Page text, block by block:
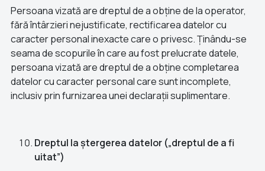
Persoana vizată are dreptul de a obține de la operator,
fără întârzieri nejustificate, rectificarea datelor cu
caracter personal inexacte care o privesc. Ținându-se
seama de scopurile în care au fost prelucrate datele,
persoana vizată are dreptul de a obține completarea
datelor cu caracter personal care sunt incomplete,
inclusiv prin furnizarea unei declarații suplimentare.
Dreptul la ștergerea datelor („dreptul de a fi
uitat”)